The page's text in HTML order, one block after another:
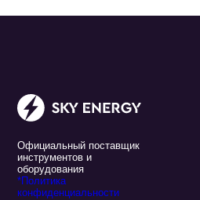
Официальный поставщик
инструментов и
оборудования
*Политика
конфиденциальности